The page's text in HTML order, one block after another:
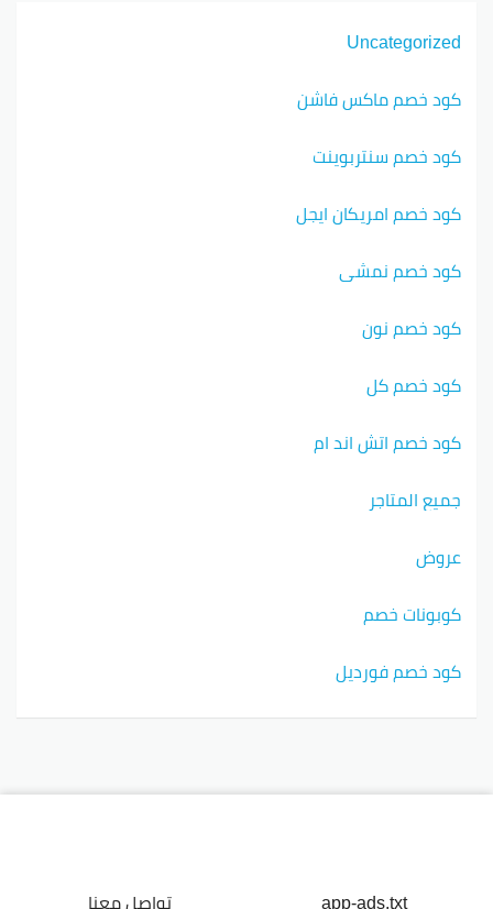
Uncategorized
كود خصم ماكس فاشن
كود خصم سنتربوينت
كود خصم امريكان ايجل
كود خصم نمشي
كود خصم نون
كود خصم كل
كود خصم اتش اند ام
جميع المتاجر
عروض
كوبونات خصم
كود خصم فورديل